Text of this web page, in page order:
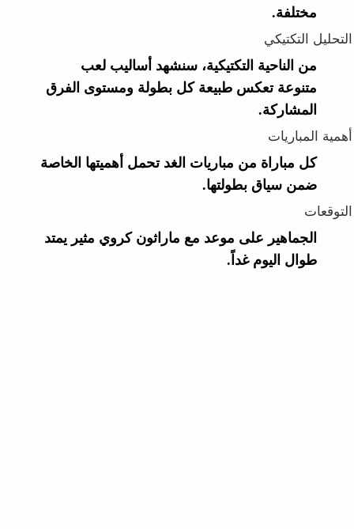
مختلفة.
التحليل التكتيكي
من الناحية التكتيكية، سنشهد أساليب لعب
متنوعة تعكس طبيعة كل بطولة ومستوى الفرق
المشاركة.
أهمية المباريات
كل مباراة من مباريات الغد تحمل أهميتها الخاصة
ضمن سياق بطولتها.
التوقعات
الجماهير على موعد مع ماراثون كروي مثير يمتد
طوال اليوم غداً.